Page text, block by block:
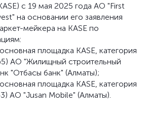
c 19 мая 2025 года АО "First
на основании его заявления
мейкера на KASE по
площадка KASE, категория
АО "Жилищный строительный
"Отбасы банк" (Алматы);
площадка KASE, категория
АО "Jusan Mobile" (Алматы).